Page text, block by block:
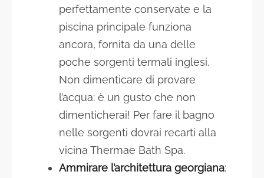
perfettamente conservate e la
piscina principale funziona
ancora, fornita da una delle
poche sorgenti termali inglesi.
Non dimenticare di provare
l’acqua: è un gusto che non
dimenticherai! Per fare il bagno
nelle sorgenti dovrai recarti alla
vicina Thermae Bath Spa.
Ammirare l’architettura georgiana: